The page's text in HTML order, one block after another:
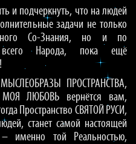
и подчеркнуть, что на людей
задачи не только
Со-Знания, но и по
всего Народа, пока ещё
ПРОСТРАНСТВА,
ЛЮБОВЬ вернётся вам,
Пространство СВЯТОЙ РУСИ,
станет самой настоящей
именно той Реальностью,